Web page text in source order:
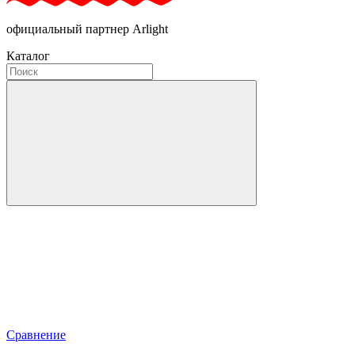
официальный партнер Arlight
Каталог
Сравнение